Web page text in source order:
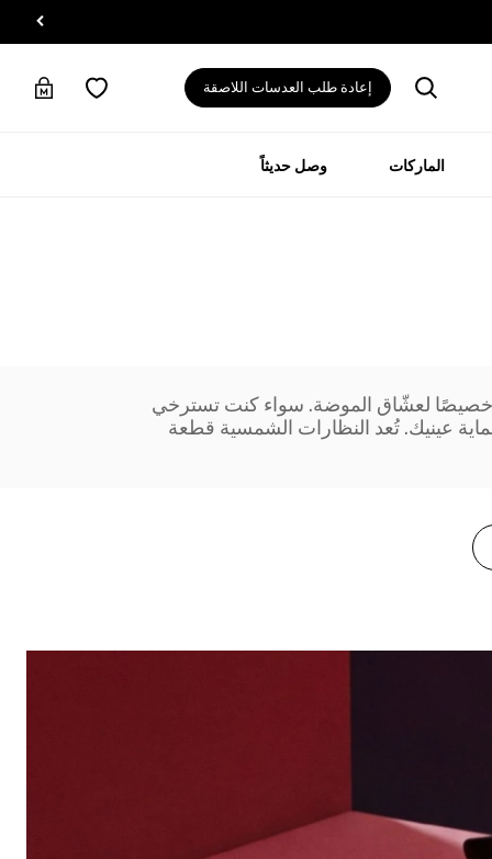
إعادة طلب العدسات اللاصقة
الماركات وصل حديثاً
خصيصًا لعشّاق الموضة. سواء كنت تسترخي
عينيك. تُعد النظارات الشمسية قطعة